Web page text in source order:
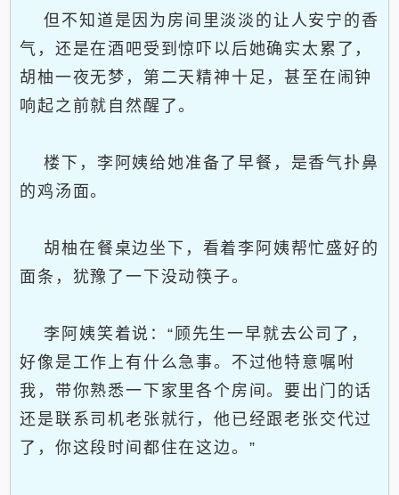
但不知道是因为房间里淡淡的让人安宁的香
气，还是在酒吧受到惊吓以后她确实太累了，
胡柚一夜无梦，第二天精神十足，甚至在闹钟
响起之前就自然醒了。
楼下，李阿姨给她准备了早餐，是香气扑鼻
的鸡汤面。
胡柚在餐桌边坐下，看着李阿姨帮忙盛好的
面条，犹豫了一下没动筷子。
李阿姨笑着说：“顾先生一早就去公司了，
好像是工作上有什么急事。不过他特意嘱咐
我，带你熟悉一下家里各个房间。要出门的话
还是联系司机老张就行，他已经跟老张交代过
了，你这段时间都住在这边。”